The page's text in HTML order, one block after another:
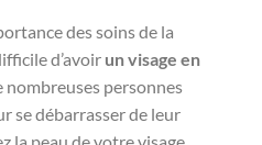
des soins de la
d’avoir un visage en
nombreuses personnes
se débarrasser de leur
la peau de votre visage